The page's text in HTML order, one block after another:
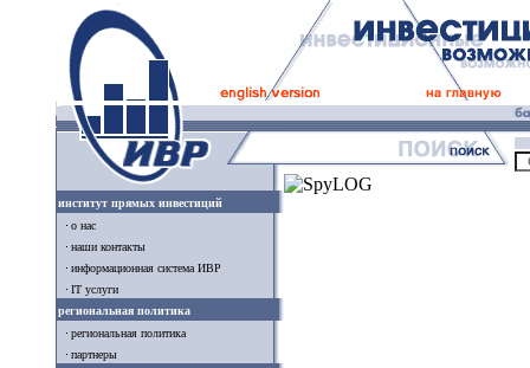
институт прямых инвестиций
о нас
наши контакты
информационная система ИВР
IT услуги
региональная политика
региональная политика
партнеры